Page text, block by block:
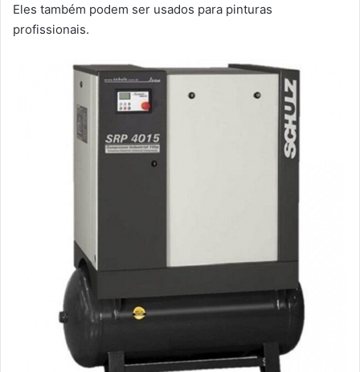
Eles também podem ser usados para pinturas
profissionais.